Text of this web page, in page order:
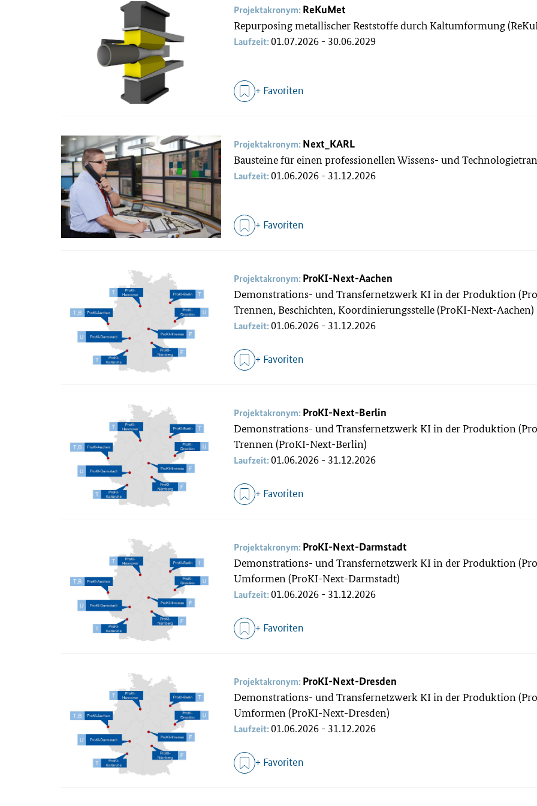
Projektakronym: ReKuMet
Repurposing metallischer Reststoffe durch Kaltumformung
Laufzeit:01.07.2026 - 30.06.2029
+ Favoriten
Projektakronym: Next_KARL
Bausteine für einen professionellen Wissens- und
Laufzeit:01.06.2026 - 31.12.2026
+ Favoriten
Projektakronym: ProKI-Next-Aachen
Demonstrations- und Transfernetzwerk KI in der Produktion
Trennen, Beschichten, Koordinierungsstelle (ProKI-Next-Aachen)
Laufzeit:01.06.2026 - 31.12.2026
+ Favoriten
Projektakronym: ProKI-Next-Berlin
Demonstrations- und Transfernetzwerk KI in der Produktion
Trennen (ProKI-Next-Berlin)
Laufzeit:01.06.2026 - 31.12.2026
+ Favoriten
Projektakronym: ProKI-Next-Darmstadt
Demonstrations- und Transfernetzwerk KI in der Produktion
Umformen (ProKI-Next-Darmstadt)
Laufzeit:01.06.2026 - 31.12.2026
+ Favoriten
Projektakronym: ProKI-Next-Dresden
Demonstrations- und Transfernetzwerk KI in der Produktion
Umformen (ProKI-Next-Dresden)
Laufzeit:01.06.2026 - 31.12.2026
+ Favoriten